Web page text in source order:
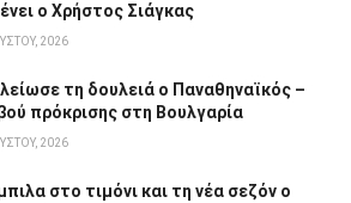
ο Χρήστος Σιάγκας
2026
τη δουλειά ο Παναθηναϊκός –
πρόκρισης στη Βουλγαρία
2026
στο τιμόνι και τη νέα σεζόν ο